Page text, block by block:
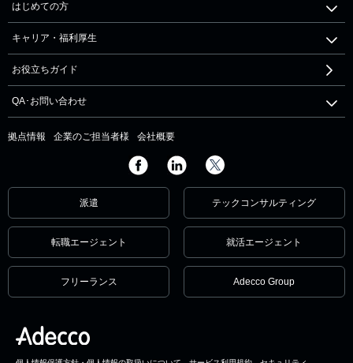
はじめての方
キャリア・福利厚生
お役立ちガイド
QA･お問い合わせ
拠点情報 企業のご担当者様 会社概要
派遣 テックコンサルティング
転職エージェント 就活エージェント
フリーランス Adecco Group